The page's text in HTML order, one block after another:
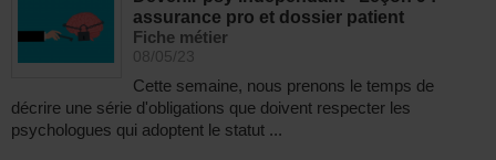
assurance pro et dossier patient
Fiche métier
08/05/23
Cette semaine, nous prenons le temps de
décrire une série d'obligations que doivent respecter les
psychologues qui adoptent le statut ...